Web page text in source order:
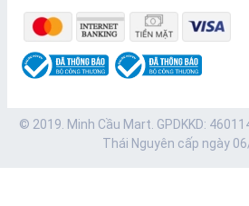
© 2019. Minh Cầu Mart. GPDKKD:
Thái Nguyên cấp ngày